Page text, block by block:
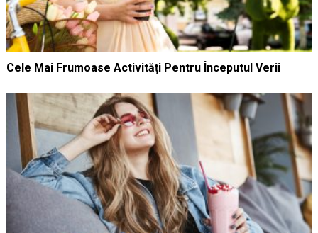
Cele Mai Frumoase Activități Pentru Începutul Verii